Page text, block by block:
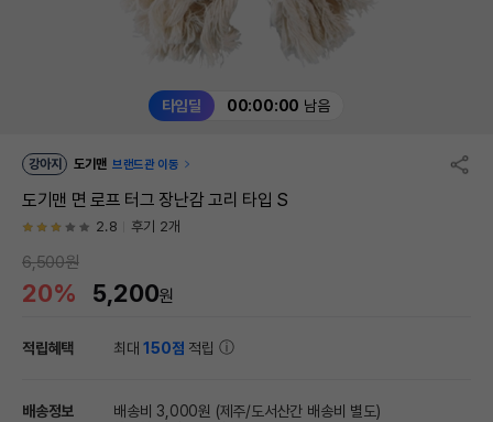
타임딜 00:00:00 남음
강아지 도기맨 브랜드관 이동
도기맨 면 로프 터그 장난감 고리 타입 S
2.8 후기 2개
6,500원
20% 5,200원
적립혜택 최대150점 적립
배송정보 배송비 3,000원 (제주/도서산간 배송비 별도)